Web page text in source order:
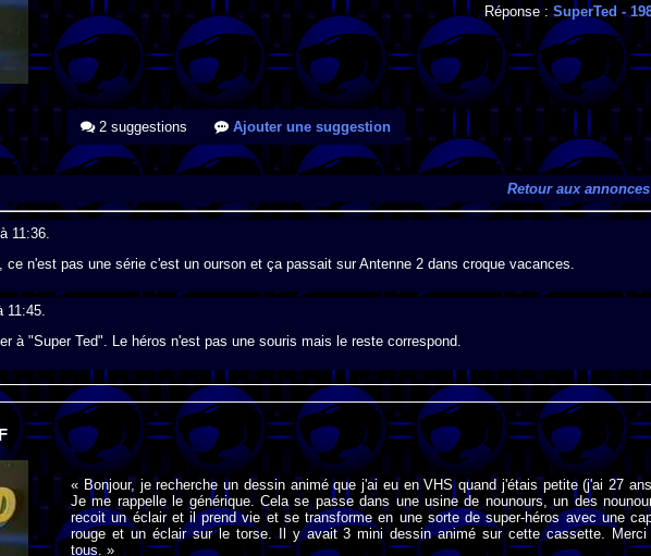
Réponse :SuperTed-
2 suggestions Ajouter une suggestion
Retour aux annonces
11:36.
ce n'est pas une série c'est un ourson et ça passait sur Antenne 2 dans croque vacances.
11:45.
à "Super Ted". Le héros n'est pas une souris mais le reste correspond.
« Bonjour, je recherche un dessin animé que j'ai eu en VHS quand j'étais petite (j'ai 27
Je me rappelle le générique. Cela se passe dans une usine de nounours, un des
recoit un éclair et il prend vie et se transforme en une sorte de super-héros avec une
rouge et un éclair sur le torse. Il y avait 3 mini dessin animé sur cette cassette. Merci
tous. »